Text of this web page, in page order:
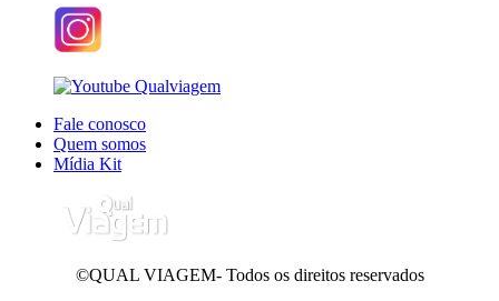
Fale conosco
Quem somos
Mídia Kit
©QUAL VIAGEM- Todos os direitos reservados